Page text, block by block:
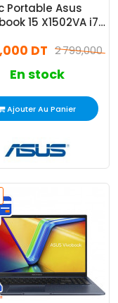
Portable Asus
15 X1502VA i7
2 799,000 DT
DT
En stock
Ajouter Au Panier